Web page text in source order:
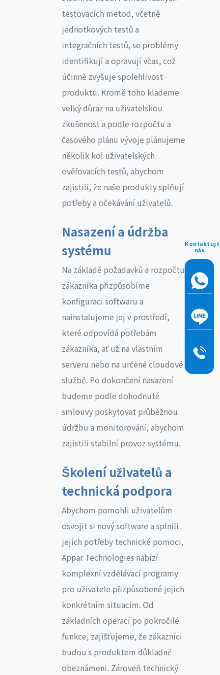
testovacích metod, včetně
jednotkových testů a
integračních testů, se problémy
identifikují a opravují včas, což
účinně zvyšuje spolehlivost
produktu. Kromě toho klademe
velký důraz na uživatelskou
zkušenost a podle rozpočtu a
časového plánu vývoje plánujeme
několik kol uživatelských
ověřovacích testů, abychom
zajistili, že naše produkty splňují
potřeby a očekávání uživatelů.
Nasazení a údržba
systému
Na základě požadavků a rozpočtu
zákazníka přizpůsobíme
konfiguraci softwaru a
nainstalujeme jej v prostředí,
které odpovídá potřebám
zákazníka, ať už na vlastním
serveru nebo na určené cloudové
službě. Po dokončení nasazení
budeme podle dohodnuté
smlouvy poskytovat průběžnou
údržbu a monitorování, abychom
zajistili stabilní provoz systému.
Školení uživatelů a
technická podpora
Abychom pomohli uživatelům
osvojit si nový software a splnili
jejich potřeby technické pomoci,
Appar Technologies nabízí
komplexní vzdělávací programy
pro uživatele přizpůsobené jejich
konkrétním situacím. Od
základních operací po pokročilé
funkce, zajišťujeme, že zákazníci
budou s produktem důkladně
obeznámeni. Zároveň technický
nás